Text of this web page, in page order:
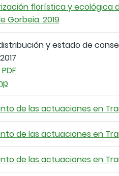
florística y ecológica
Gorbeia. 2019
y estado de
de las actuaciones en
de las actuaciones en
de las actuaciones en